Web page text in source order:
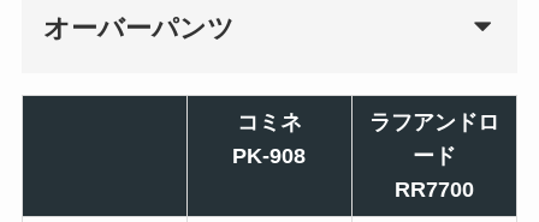
オーバーパンツ
コミネ
PK-908
ラフアンドロ
ード
RR7700